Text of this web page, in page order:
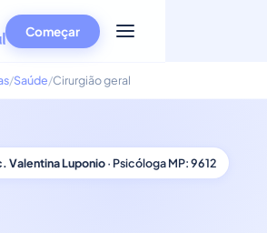
Começar
Saúde Cirurgião geral
Valentina Luponio· Psicóloga MP: 9612